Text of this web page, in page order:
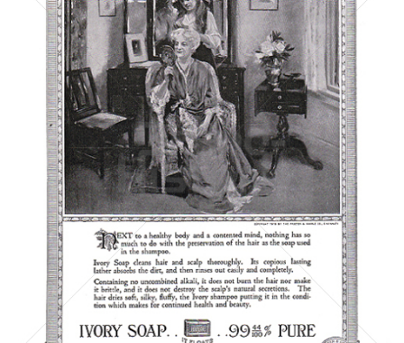
Konzerne
Epoche